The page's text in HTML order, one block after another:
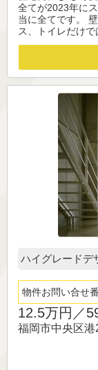
全てが2023年に
当に全てです。
ス、トイレだけで
ハイグレードデ
物件お問い合せ
12.5万円／
福岡市中央区港